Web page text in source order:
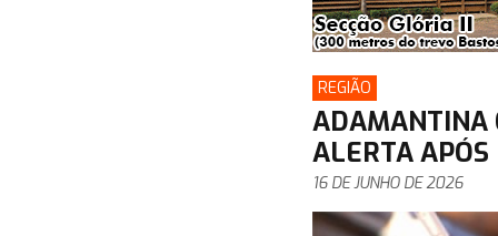
REGIÃO
ADAMANTINA
ALERTA APÓS
16 DE JUNHO DE 2026